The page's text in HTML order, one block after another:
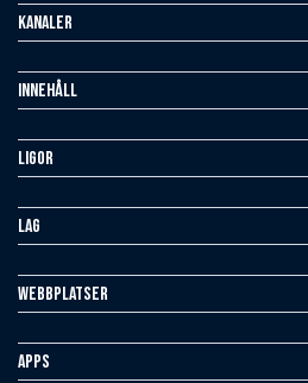
Kanaler
Innehåll
Ligor
Lag
Webbplatser
Apps